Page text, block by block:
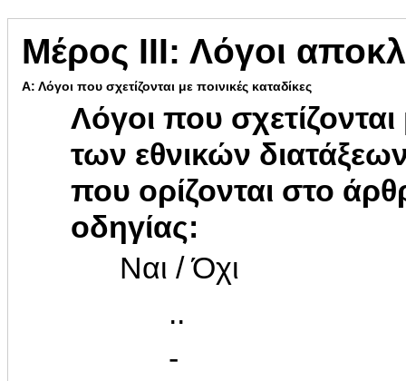
Μέρος ΙΙΙ: Λόγοι
Α: Λόγοι που σχετίζονται με ποινικές καταδίκες
Λόγοι που σχετίζονται
των εθνικών
που ορίζονται στο
οδηγίας:
Ναι / Όχι
..
-